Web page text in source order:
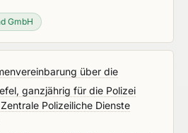
GmbH
über die
ganzjährig für die Polizei
Polizeiliche Dienste